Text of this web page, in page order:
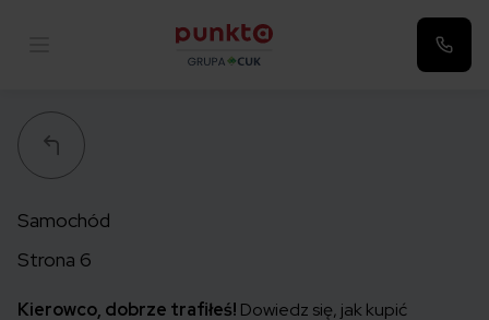
Samochód
Strona 6
Kierowco, dobrze trafiłeś! Dowiedz się, jak kupić